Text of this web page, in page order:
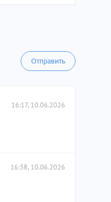
Отправить
16:17, 10.06.2026
16:38, 10.06.2026